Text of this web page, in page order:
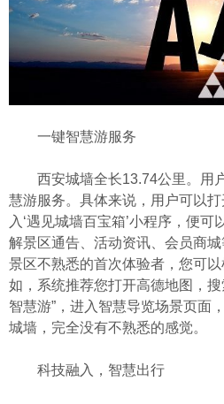
一键智慧游服务
西安城墙全长13.74公里。用
慧游服务。具体来说，用户可以
入‘遇见城墙百宝箱’小程序，便
解景区通告、活动资讯、会员商
景区不熟悉的首次体验者，您可
如，系统推荐您打开高德地图，搜
智慧游”，进入智慧导览场景页面
城墙，完全没有不熟悉的感觉。
科技融入，智慧出行